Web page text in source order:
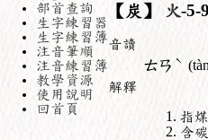
部首查詢
生字練習器
生字練習簿
注音筆順
注音練習簿
教學資源
使用說明
回首頁
【炭】 火-5-9
音讀
ㄊㄢ ˋ
解釋
指
含